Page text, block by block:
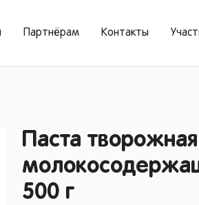
Партнёрам Контакты
Паста творожная
500 г